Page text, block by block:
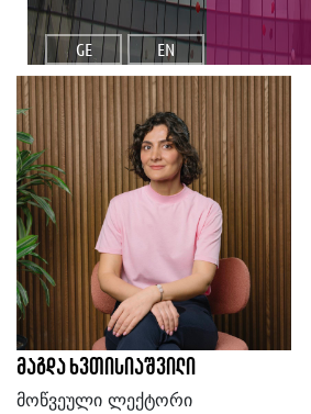
GE EN
მაგდა ხვთისიაშვილი
მოწვეული ლექტორი